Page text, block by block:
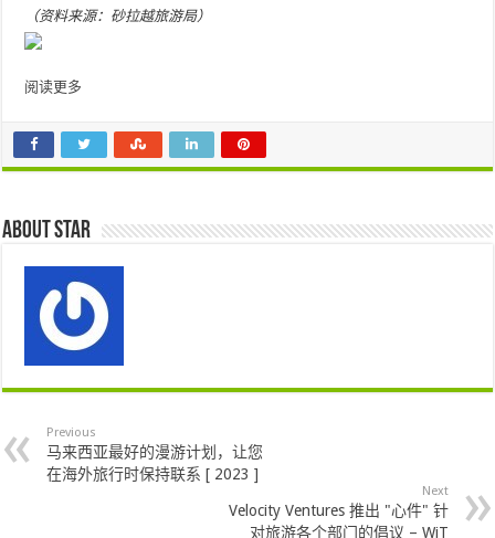
（资料来源：砂拉越旅游局）
阅读更多
About star
Previous
马来西亚最好的漫游计划，让您
在海外旅行时保持联系 [ 2023 ]
Next
Velocity Ventures 推出 "心件" 针
对旅游各个部门的倡议 – WiT